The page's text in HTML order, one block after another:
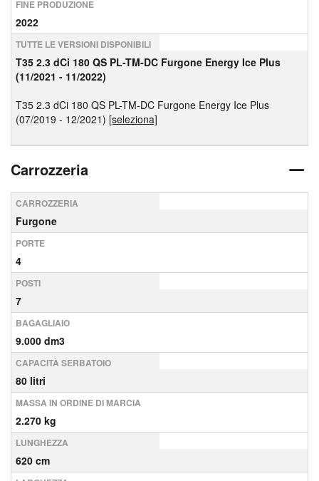
FINE PRODUZIONE
2022
TUTTE LE VERSIONI DISPONIBILI
T35 2.3 dCi 180 QS PL-TM-DC Furgone Energy Ice Plus
(11/2021 - 11/2022)
T35 2.3 dCi 180 QS PL-TM-DC Furgone Energy Ice Plus
(07/2019 - 12/2021) [seleziona]
Carrozzeria
CARROZZERIA
Furgone
PORTE
4
POSTI
7
BAGAGLIAIO
9.000 dm3
CAPACITÀ SERBATOIO
80 litri
MASSA IN ORDINE DI MARCIA
2.270 kg
LUNGHEZZA
620 cm